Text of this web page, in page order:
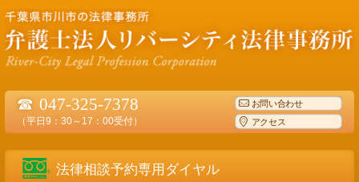
☎ 047-325-7378
（平日9：30～17：00受付）
お問い合わせ
アクセス
法律相談予約専用ダイヤル